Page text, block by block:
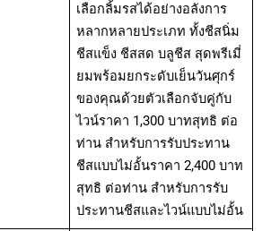
เลือกลิ้มรสได้อย่างอลังการ
หลากหลายประเภท ทั้งชีสนิ่ม
ชีสแข็ง ชีสสด บลูชีส สุดพรีเมี่
ยมพร้อมยกระดับเย็นวันศุกร์
ของคุณด้วยตัวเลือกจับคู่กับ
ไวน์ราคา 1,300 บาทสุทธิ ต่อ
ท่าน สำหรับการรับประทาน
ชีสแบบไม่อั้นราคา 2,400 บาท
สุทธิ ต่อท่าน สำหรับการรับ
ประทานชีสและไวน์แบบไม่อั้น